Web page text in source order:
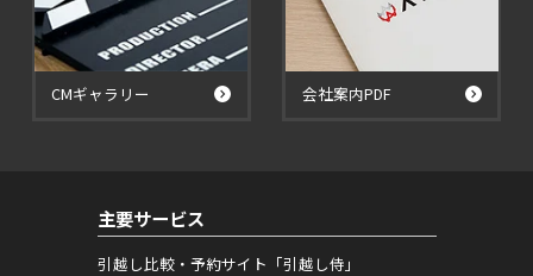
CMギャラリー 会社案内PDF
主要サービス
引越し比較・予約サイト「引越し侍」